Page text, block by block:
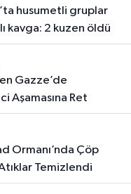
kavga: 2 kuzen öldü
Aşamasına Ret
Temizlendi